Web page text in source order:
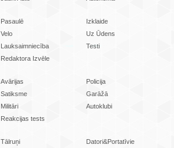
Pasaulē
Izklaide
Velo
Uz Ūdens
Lauksaimniecība
Testi
Redaktora Izvēle
Avārijas
Policija
Satiksme
Garāžā
Militāri
Autoklubi
Reakcijas tests
Tālruņi
Datori&Portatīvie